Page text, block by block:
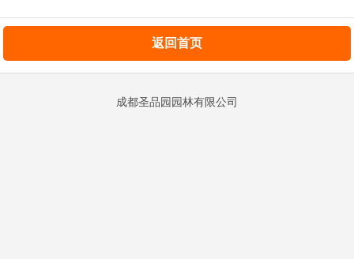
返回首页
成都圣品园园林有限公司